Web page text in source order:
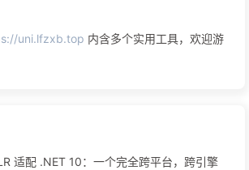
uni.lfzxb.top 内含多个实用工具，欢迎游
适配 .NET 10：一个完全跨平台，跨引擎